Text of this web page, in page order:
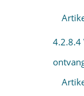
4.2.8.4